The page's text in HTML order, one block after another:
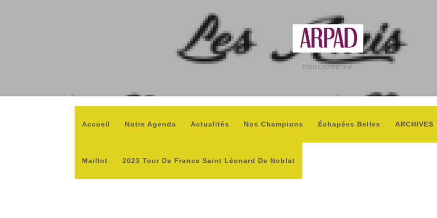
POULIDOR.FR
Accueil Notre Agenda Actualités Nos Champions Échapées Belles ARCHIVES
Maillot 2023 Tour De France Saint Léonard De Noblat